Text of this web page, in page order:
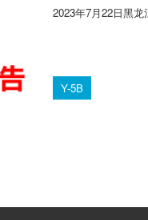
2023年7月22日黑
Y-5B